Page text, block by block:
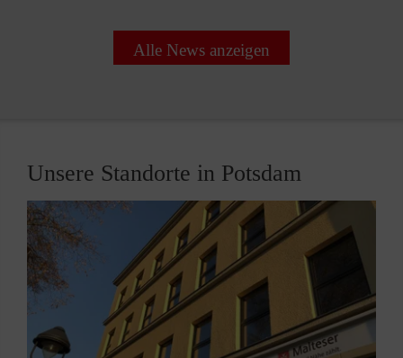
Alle News anzeigen
Unsere Standorte in Potsdam